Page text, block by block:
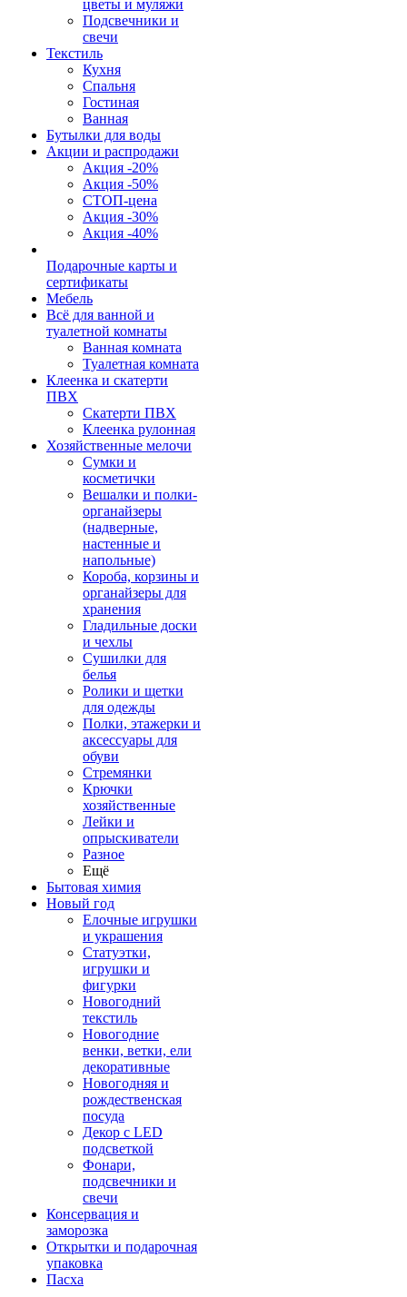
цветы и муляжи
Подсвечники и
свечи
Текстиль
Кухня
Спальня
Гостиная
Ванная
Бутылки для воды
Акции и распродажи
Акция -20%
Акция -50%
СТОП-цена
Акция -30%
Акция -40%
Подарочные карты и
сертификаты
Мебель
Всё для ванной и
туалетной комнаты
Ванная комната
Туалетная комната
Клеенка и скатерти
ПВХ
Скатерти ПВХ
Клеенка рулонная
Хозяйственные мелочи
Сумки и
косметички
Вешалки и полки-
органайзеры
(надверные,
настенные и
напольные)
Короба, корзины и
органайзеры для
хранения
Гладильные доски
и чехлы
Сушилки для
белья
Ролики и щетки
для одежды
Полки, этажерки и
аксессуары для
обуви
Стремянки
Крючки
хозяйственные
Лейки и
опрыскиватели
Разное
Ещё
Бытовая химия
Новый год
Елочные игрушки
и украшения
Статуэтки,
игрушки и
фигурки
Новогодний
текстиль
Новогодние
венки, ветки, ели
декоративные
Новогодняя и
рождественская
посуда
Декор с LED
подсветкой
Фонари,
подсвечники и
свечи
Консервация и
заморозка
Открытки и подарочная
упаковка
Пасха